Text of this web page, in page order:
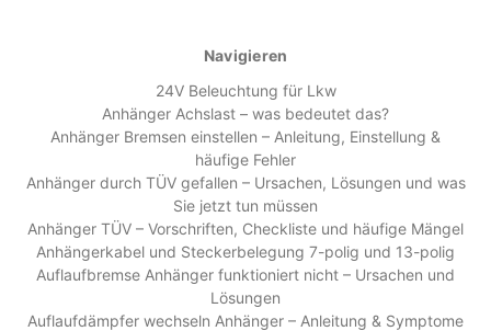
Navigieren
24V Beleuchtung für Lkw
Anhänger Achslast – was bedeutet das?
Anhänger Bremsen einstellen – Anleitung, Einstellung &
häufige Fehler
Anhänger durch TÜV gefallen – Ursachen, Lösungen und was
Sie jetzt tun müssen
Anhänger TÜV – Vorschriften, Checkliste und häufige Mängel
Anhängerkabel und Steckerbelegung 7-polig und 13-polig
Auflaufbremse Anhänger funktioniert nicht – Ursachen und
Lösungen
Auflaufdämpfer wechseln Anhänger – Anleitung & Symptome